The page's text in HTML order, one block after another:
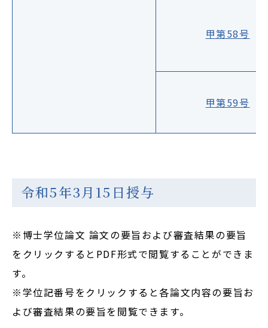
甲第58号
甲第59号
令和5年3月15日授与
※博士学位論文 論文の要旨および審査結果の要旨
をクリックするとPDF形式で閲覧することができま
す。
※学位記番号をクリックすると各論文内容の要旨お
よび審査結果の要旨を閲覧できます。